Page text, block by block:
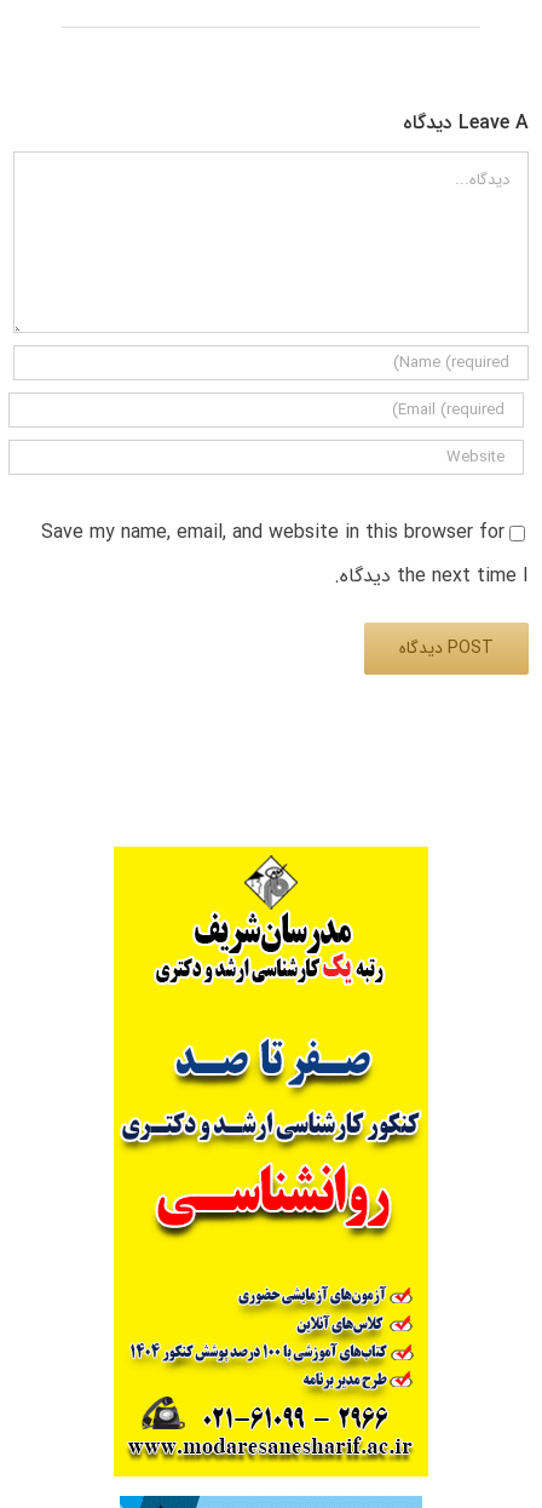
Leave A دیدگاه
دیدگاه
Save my name, email, and website in this browser for
the next time I دیدگاه.